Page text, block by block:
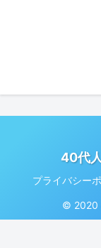
40代
プライバシー
© 2020